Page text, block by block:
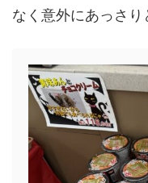
なく意外にあっさり